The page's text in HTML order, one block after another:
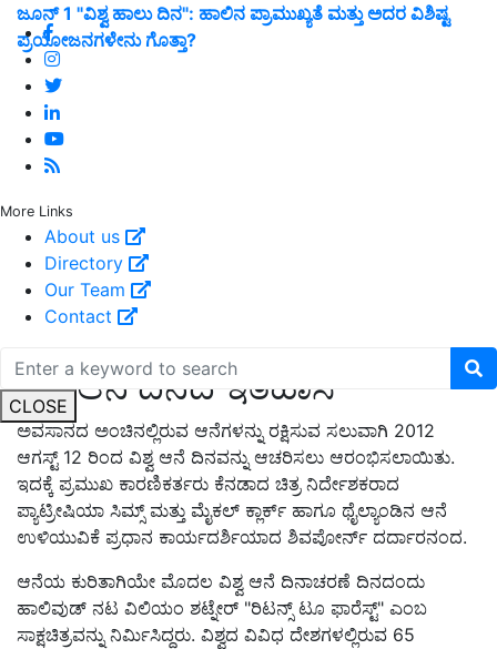
More Links
About us
Directory
Our Team
Contact
CLOSE
ಜೂನ್‌ 1 "ವಿಶ್ವ ಹಾಲು ದಿನ": ಹಾಲಿನ ಪ್ರಾಮುಖ್ಯತೆ ಮತ್ತು ಅದರ ವಿಶಿಷ್ಟ
ಪ್ರಯೋಜನಗಳೇನು ಗೊತ್ತಾ?
ವಿಶ್ವ ಆನೆ ದಿನದ ಇತಿಹಾಸ
ಅವಸಾನದ ಅಂಚಿನಲ್ಲಿರುವ ಆನೆಗಳನ್ನು ರಕ್ಷಿಸುವ ಸಲುವಾಗಿ 2012
ಆಗಸ್ಟ್ 12 ರಿಂದ ವಿಶ್ವ ಆನೆ ದಿನವನ್ನು ಆಚರಿಸಲು ಆರಂಭಿಸಲಾಯಿತು.
ಇದಕ್ಕೆ ಪ್ರಮುಖ ಕಾರಣಿಕರ್ತರು ಕೆನಡಾದ ಚಿತ್ರ ನಿರ್ದೇಶಕರಾದ
ಪ್ಯಾಟ್ರೀಷಿಯಾ ಸಿಮ್ಸ್ ಮತ್ತು ಮೈಕಲ್ ಕ್ಲಾರ್ಕ್ ಹಾಗೂ ಥೈಲ್ಯಾಂಡಿನ ಆನೆ
ಉಳಿಯುವಿಕೆ ಪ್ರಧಾನ ಕಾರ್ಯದರ್ಶಿಯಾದ ಶಿವಪೋರ್ನ್ ದರ್ದಾರನಂದ.
ಆನೆಯ ಕುರಿತಾಗಿಯೇ ಮೊದಲ ವಿಶ್ವ ಆನೆ ದಿನಾಚರಣೆ ದಿನದಂದು
ಹಾಲಿವುಡ್‌ ನಟ ವಿಲಿಯಂ ಶಟ್ನೇರ್ "ರಿಟನ್ಸ್ ಟೂ ಫಾರೆಸ್ಟ್" ಎಂಬ
ಸಾಕ್ಷಚಿತ್ರವನ್ನು ನಿರ್ಮಿಸಿದ್ದರು. ವಿಶ್ವದ ವಿವಿಧ ದೇಶಗಳಲ್ಲಿರುವ 65